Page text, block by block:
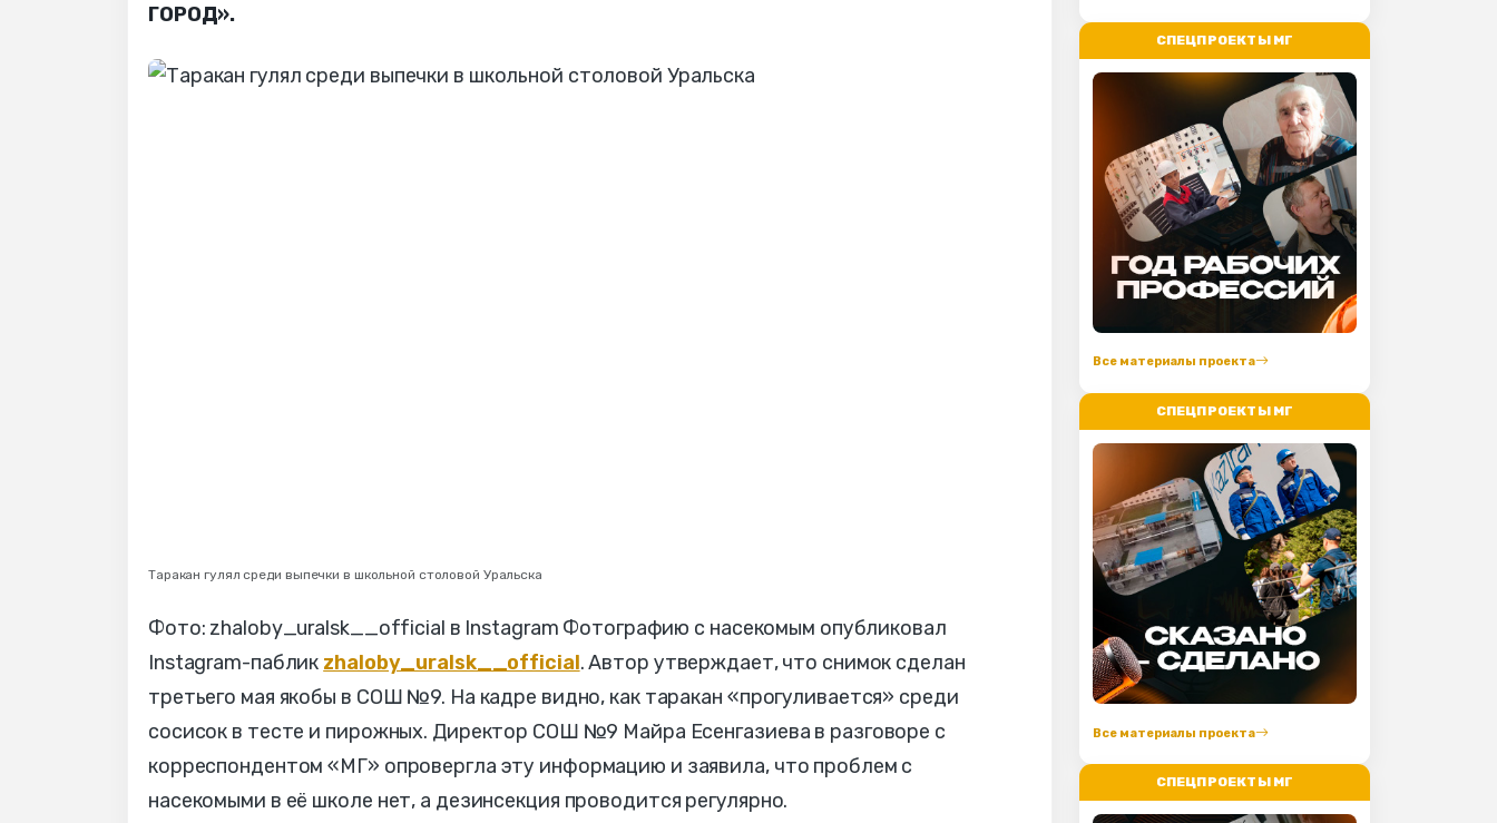
ГОРОД».
Таракан гулял среди выпечки в школьной столовой Уральска
Фото: zhaloby_uralsk__official в Instagram Фотографию с насекомым опубликовал
Instagram-паблик zhaloby_uralsk__official. Автор утверждает, что снимок сделан
третьего мая якобы в СОШ №9. На кадре видно, как таракан «прогуливается» среди
сосисок в тесте и пирожных. Директор СОШ №9 Майра Есенгазиева в разговоре с
корреспондентом «МГ» опровергла эту информацию и заявила, что проблем с
насекомыми в её школе нет, а дезинсекция проводится регулярно.
СПЕЦПРОЕКТЫ МГ
Все материалы проекта
СПЕЦПРОЕКТЫ МГ
Все материалы проекта
СПЕЦПРОЕКТЫ МГ